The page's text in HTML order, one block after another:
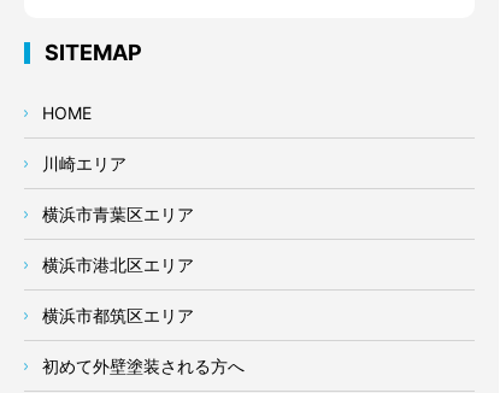
SITEMAP
HOME
川崎エリア
横浜市青葉区エリア
横浜市港北区エリア
横浜市都筑区エリア
初めて外壁塗装される方へ